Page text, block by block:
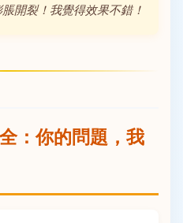
開裂！我覺得效果不錯！
：你的問題，我